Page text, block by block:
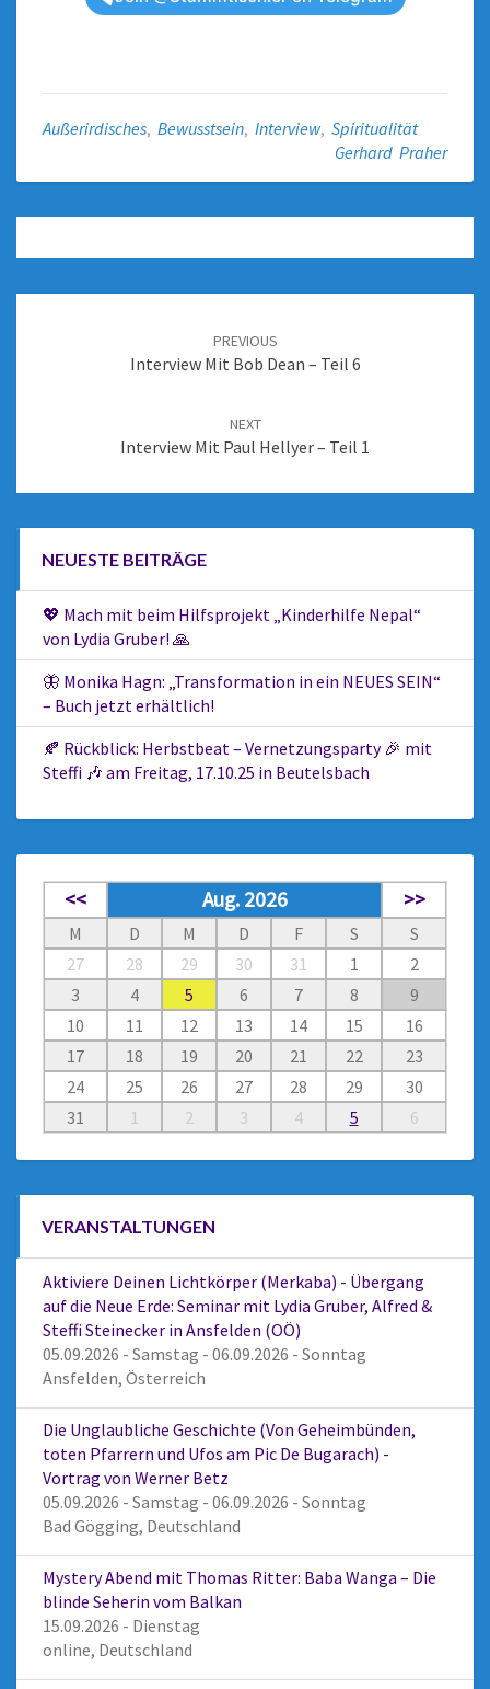
Außerirdisches, Bewusstsein, Interview, Spiritualität
Gerhard Praher
PREVIOUS
Interview Mit Bob Dean – Teil 6
NEXT
Interview Mit Paul Hellyer – Teil 1
NEUESTE BEITRÄGE
💖 Mach mit beim Hilfsprojekt „Kinderhilfe Nepal“
von Lydia Gruber! 🙏
🦋 Monika Hagn: „Transformation in ein NEUES SEIN“
– Buch jetzt erhältlich!
🍂 Rückblick: Herbstbeat – Vernetzungsparty 🎉 mit
Steffi 🎶 am Freitag, 17.10.25 in Beutelsbach
<< Aug. 2026 >>
M D M D F S
S
27
28 29 30 31 1
2
3
4 5 6 7 8
9
10
11 12 13 14 15
16
17
18 19 20 21 22
23
24
25 26 27 28 29
30
31
1 2 3 4 5 6
VERANSTALTUNGEN
Aktiviere Deinen Lichtkörper (Merkaba) - Übergang
auf die Neue Erde: Seminar mit Lydia Gruber, Alfred &
Steffi Steinecker in Ansfelden (OÖ)
05.09.2026 - Samstag - 06.09.2026 - Sonntag
Ansfelden, Österreich
Die Unglaubliche Geschichte (Von Geheimbünden,
toten Pfarrern und Ufos am Pic De Bugarach) -
Vortrag von Werner Betz
05.09.2026 - Samstag - 06.09.2026 - Sonntag
Bad Gögging, Deutschland
Mystery Abend mit Thomas Ritter: Baba Wanga – Die
blinde Seherin vom Balkan
15.09.2026 - Dienstag
online, Deutschland